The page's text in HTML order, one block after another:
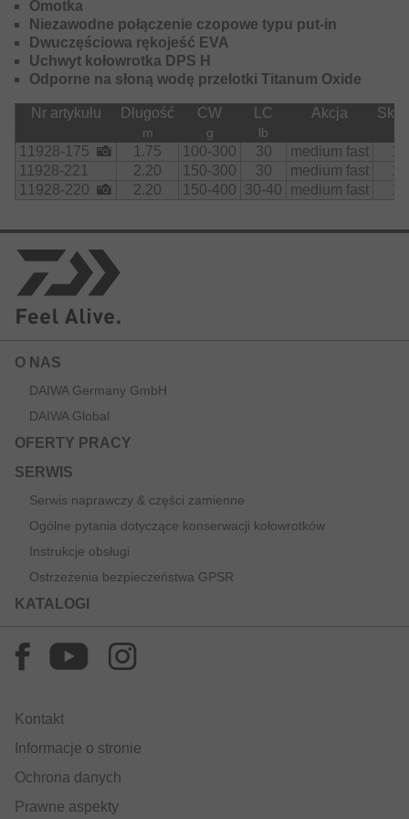
pilkery – idealny model na dorsze, mintaja i halibuta.
Aby bezpiecznie zamontować nieraz bardzo ciężkie
multiplikatory, wersje wędek Deep Sea zostały
wyposażone w uchwyt kołowrotka DPS-H i śrubę
kontrującą.
Omotka
Niezawodne połączenie czopowe typu put-in
Dwuczęściowa rękojeść EVA
Uchwyt kołowrotka DPS H
Odporne na słoną wodę przelotki Titanum Oxide
Nr artykułu Długość CW LC Akcja
m g lb
11928-175 1.75 100-300 30 medium fast
11928-221
2.20 150-300 30 medium fast
11928-220
2.20 150-400 30-40 medium fast
O NAS
DAIWA Germany GmbH
DAIWA Global
OFERTY PRACY
SERWIS
Serwis naprawczy & części zamienne
Ogólne pytania dotyczące konserwacji kołowrotków
Instrukcje obsługi
Ostrzeżenia bezpieczeństwa GPSR
KATALOGI
Kontakt
Informacje o stronie
Ochrona danych
Prawne aspekty